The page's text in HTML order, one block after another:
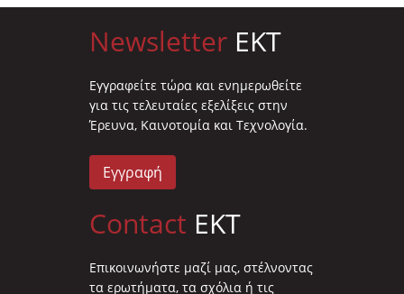
Newsletter EKT
Eγγραφείτε τώρα και ενημερωθείτε
για τις τελευταίες εξελίξεις στην
Έρευνα, Καινοτομία και Τεχνολογία.
Εγγραφή
Contact EKT
Επικοινωνήστε μαζί μας, στέλνοντας
τα ερωτήματα, τα σχόλια ή τις